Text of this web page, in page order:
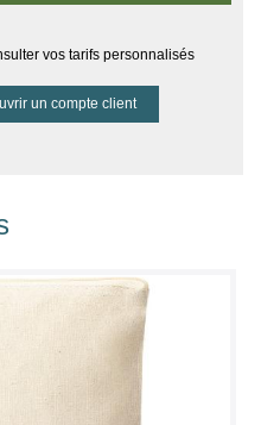
vos tarifs personnalisés
un compte client